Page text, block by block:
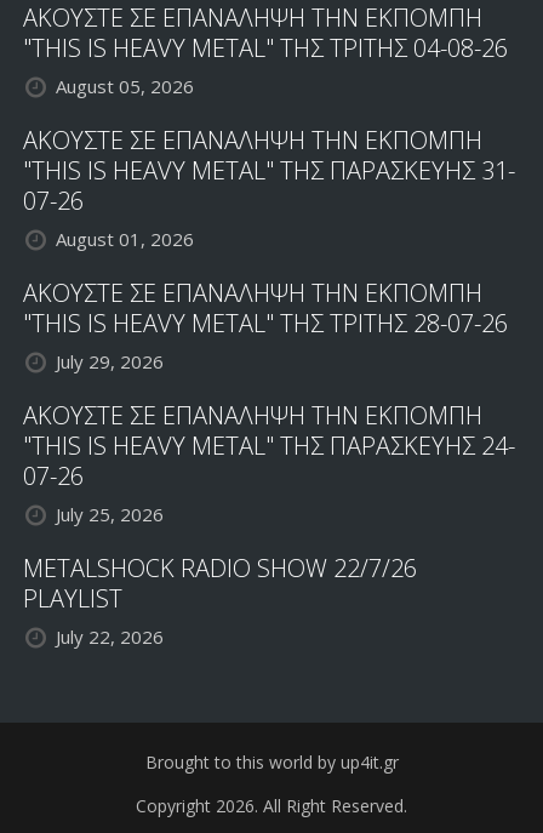
ΑΚΟΥΣΤΕ ΣΕ ΕΠΑΝΑΛΗΨΗ ΤΗΝ ΕΚΠΟΜΠΗ
"THIS IS HEAVY METAL" ΤΗΣ ΤΡΙΤΗΣ 04-08-26
August 05, 2026
ΑΚΟΥΣΤΕ ΣΕ ΕΠΑΝΑΛΗΨΗ ΤΗΝ ΕΚΠΟΜΠΗ
"THIS IS HEAVY METAL" ΤΗΣ ΠΑΡΑΣΚΕΥΗΣ 31-
07-26
August 01, 2026
ΑΚΟΥΣΤΕ ΣΕ ΕΠΑΝΑΛΗΨΗ ΤΗΝ ΕΚΠΟΜΠΗ
"THIS IS HEAVY METAL" ΤΗΣ ΤΡΙΤΗΣ 28-07-26
July 29, 2026
ΑΚΟΥΣΤΕ ΣΕ ΕΠΑΝΑΛΗΨΗ ΤΗΝ ΕΚΠΟΜΠΗ
"THIS IS HEAVY METAL" ΤΗΣ ΠΑΡΑΣΚΕΥΗΣ 24-
07-26
July 25, 2026
METALSHOCK RADIO SHOW 22/7/26
PLAYLIST
July 22, 2026
Brought to this world by up4it.gr
Copyright 2026. All Right Reserved.